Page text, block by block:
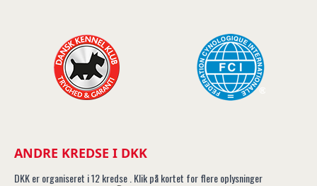
ANDRE KREDSE I DKK
DKK er organiseret i 12 kredse . Klik på kortet for flere oplysninger